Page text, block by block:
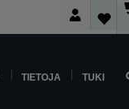
TIETOJA TUKI